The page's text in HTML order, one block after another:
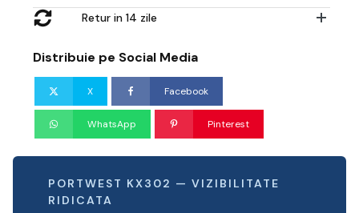
Retur in 14 zile
Distribuie pe Social Media
X Facebook
WhatsApp Pinterest
PORTWEST KX302 — VIZIBILITATE
RIDICATA